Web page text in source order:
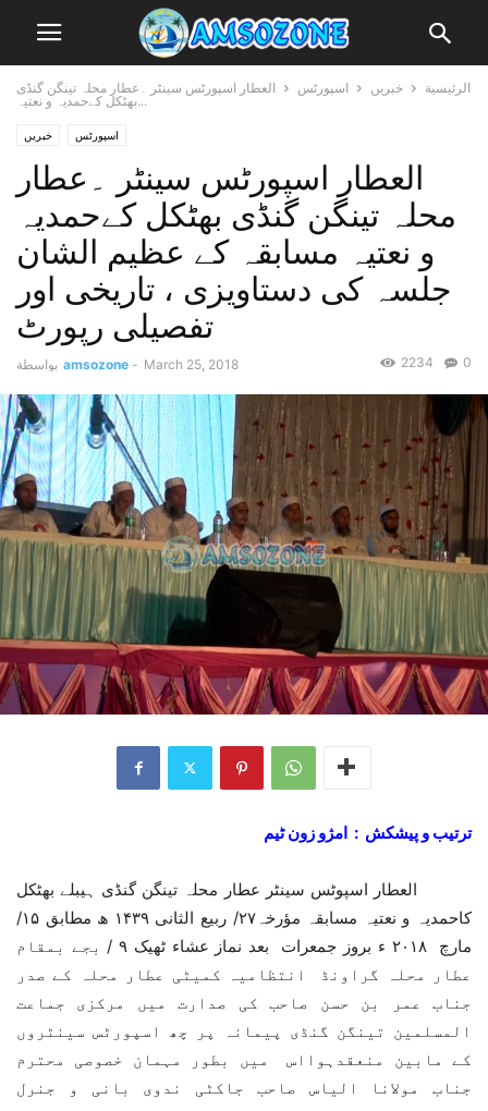
الرئيسية خبریں اسپورٹس
العطار اسپورٹس سینٹر ۔عطار محلہ تینگن گنڈی
بھٹکل کےحمدیہ و نعتیہ...
خبریں اسپورٹس
العطار اسپورٹس سینٹر ۔عطار
محلہ تینگن گنڈی بھٹکل کےحمدیہ
و نعتیہ مسابقہ کے عظیم الشان
جلسہ کی دستاویزی ، تاریخی اور
تفصیلی رپورٹ
بواسطة amsozone - March 25, 2018 0
2234
ترتیب و پیشکش : امژو زون ٹیم
العطار اسپوٹس سینٹر عطار محلہ تینگن گنڈی ہیبلے بھٹکل
کاحمدیہ و نعتیہ مسابقہ مؤرخہ۲۷/ ربیع الثانی ۱۴۳۹ ھ مطابق ۱۵/
مارچ ۲۰۱۸ ء بروز جمعرات بعد نماز عشاء ٹھیک ۹ / بجے بمقام
عطار محلہ گراونڈ انتظامیہ کمیٹی عطار محلہ کے صدر
جناب عمر بن حسن صاحب کی صدارت میں مرکزی جماعت
المسلمین تینگن گنڈی پیمانہ پر چھ اسپورٹس سینٹروں
کے مابین منعقدہوااس میں بطور مہمان خصوصی محترم
جناب مولانا الیاس صاحب جاکٹی ندوی بانی و جنرل